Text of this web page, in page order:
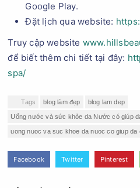
Google Play.
Đặt lịch qua website:
Truy cập website
để biết thêm chi tiết tại đây:
spa/
Tags blog làm đẹp blog lam dep
Uống nước và sức khỏe da Nước có giúp
uong nuoc va suc khoe da nuoc co giup da
Facebook Twitter Pinterest